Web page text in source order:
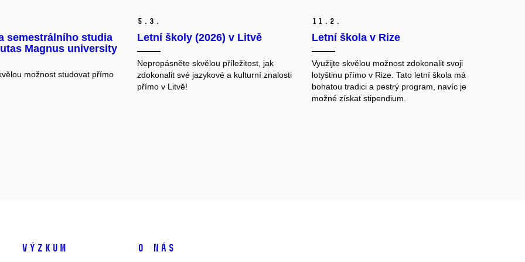
semestrálního studia
Magnus university
možnost studovat přímo
5. 3.
Letní školy (2026) v Litvě
Nepropásněte skvělou příležitost, jak
zdokonalit své jazykové a kulturní znalosti
přímo v Litvě!
11. 2.
Letní škola v Rize
Využijte skvělou možnost zdokonalit svoji
lotyštinu přímo v Rize. Tato letní škola má
bohatou tradici a pestrý program, navíc je
možné získat stipendium.
Výzkum O nás